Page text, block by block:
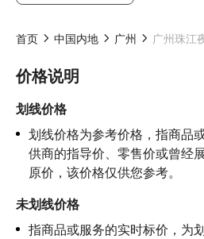
首页 中国内地 广州
价格说明
划线价格
划线价格为参考价格，指商品
供商的指导价、零售价或曾经
原价，该价格仅供您参考。
未划线价格
指商品或服务的实时标价，为